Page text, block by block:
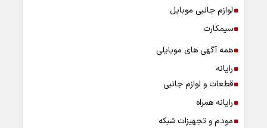
لوازم جانبی موبایل
سیمکارت
همه آگهی های موبایلی
رایانه
قطعات و لوازم جانبی
رایانه همراه
مودم و تجهیزات شبکه